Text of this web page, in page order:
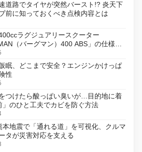
道路でタイヤが突然バースト!? 炎天下
前に知っておくべき点検内容とは
ラグジュアリースクーター
（バーグマン）400 ABS」の仕様を
18日に発売
眠、どこまで安全？エンジンかけっぱ
性
つけたら酸っぱい臭いが…目的地に着
」のひと工夫でカビを防ぐ方法
本地震で「通れる道」を可視化、クルマ
タが災害対応を支える